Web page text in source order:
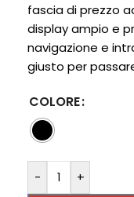
fascia di prezzo
display ampio e
navigazione e
giusto per
COLORE
- +